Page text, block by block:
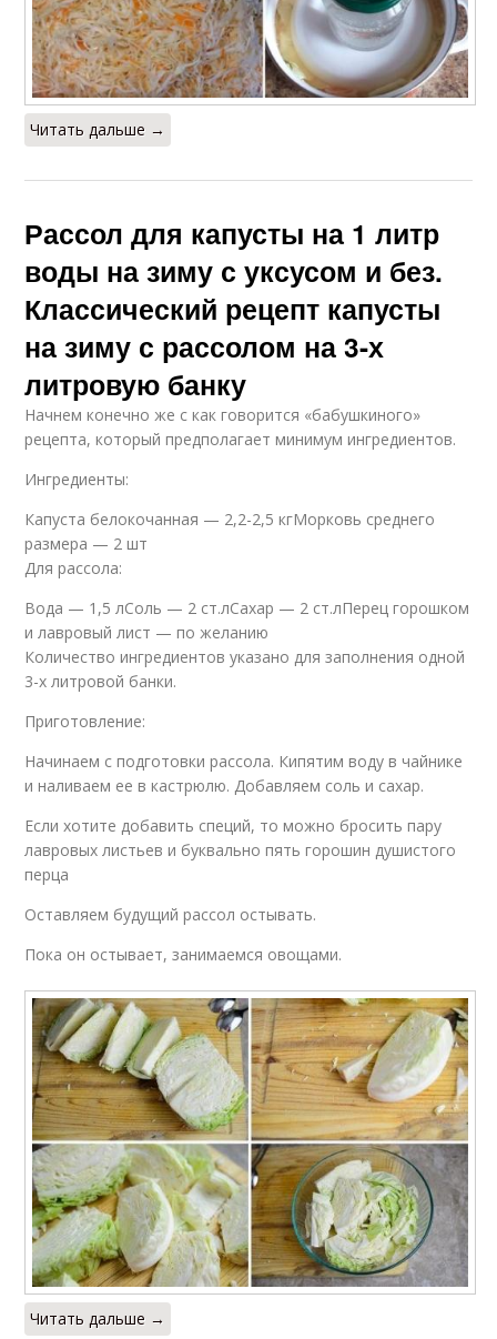
Читать дальше →
Рассол для капусты на 1 литр
воды на зиму с уксусом и без.
Классический рецепт капусты
на зиму с рассолом на 3-х
литровую банку
Начнем конечно же с как говорится «бабушкиного»
рецепта, который предполагает минимум ингредиентов.
Ингредиенты:
Капуста белокочанная — 2,2-2,5 кгМорковь среднего
размера — 2 шт
Для рассола:
Вода — 1,5 лСоль — 2 ст.лСахар — 2 ст.лПерец горошком
и лавровый лист — по желанию
Количество ингредиентов указано для заполнения одной
3-х литровой банки.
Приготовление:
Начинаем с подготовки рассола. Кипятим воду в чайнике
и наливаем ее в кастрюлю. Добавляем соль и сахар.
Если хотите добавить специй, то можно бросить пару
лавровых листьев и буквально пять горошин душистого
перца
Оставляем будущий рассол остывать.
Пока он остывает, занимаемся овощами.
Читать дальше →